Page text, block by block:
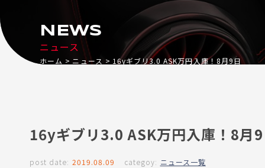
ニュース
NEWS
ホーム ニュース 16yギブリ3.0 ASK万円入庫！8月9日
16yギブリ3.0 ASK万円入庫！8月
post date: 2019.08.09 categoy: ニュース一覧